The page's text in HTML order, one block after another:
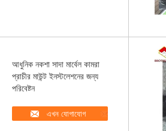
আধুনিক নকশা সাদা মার্বেল কামরা
প্রাচীর মাউন্ট ইনস্টলেশনের জন্য
পরিবেষ্টন
এখন যোগাযোগ